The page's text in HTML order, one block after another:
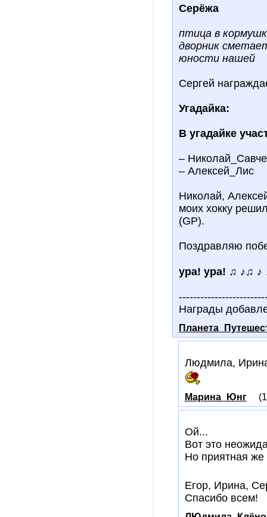
Серёжа
птица в
дворник
юности нашей
Сергей
Угадайка:
В угадайке
–
– Алексей_Лис
Николай,
моих хокку
(GP).
Поздравляю
ура! ура! ♫ ♪♫ ♪
Награды
Людмила,
Марина_Юнг
Ой...
Вот это
Но приятная же
Егор, Ирина,
Спасибо всем!